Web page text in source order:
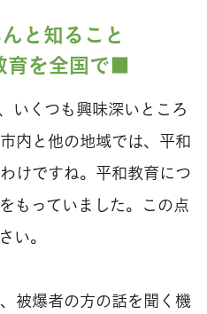
と知ること
育を全国で■
いくつも興味深いところ
内と他の地域では、平和
けですね。平和教育につ
もっていました。この点
い。
被爆者の方の話を聞く機